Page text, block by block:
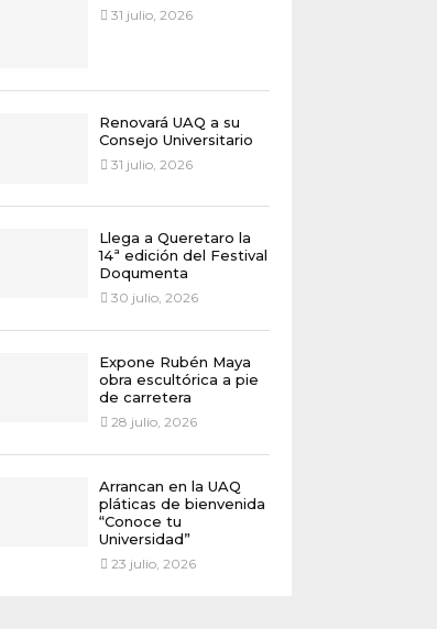
31 julio, 2026
Renovará UAQ a su
Consejo Universitario
31 julio, 2026
Llega a Queretaro la
14ª edición del Festival
Doqumenta
30 julio, 2026
Expone Rubén Maya
obra escultórica a pie
de carretera
28 julio, 2026
Arrancan en la UAQ
pláticas de bienvenida
“Conoce tu
Universidad”
23 julio, 2026